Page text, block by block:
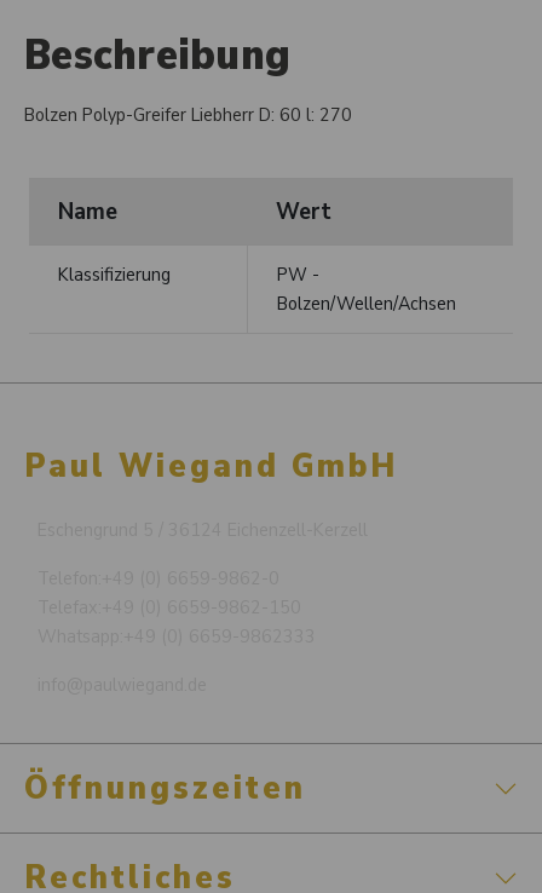
Beschreibung
Bolzen Polyp-Greifer Liebherr D: 60 l: 270
Name Wert
Klassifizierung
PW -
Bolzen/Wellen/Achsen
Paul Wiegand GmbH
Öffnungszeiten
Rechtliches